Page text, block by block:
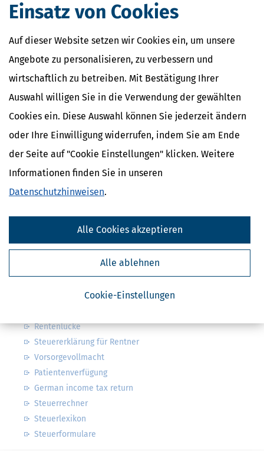
Einsatz von Cookies
Auf dieser Website setzen wir Cookies ein, um unsere
Angebote zu personalisieren, zu verbessern und
wirtschaftlich zu betreiben. Mit Bestätigung Ihrer
Auswahl willigen Sie in die Verwendung der gewählten
Cookies ein. Diese Auswahl können Sie jederzeit ändern
oder Ihre Einwilligung widerrufen, indem Sie am Ende
der Seite auf "Cookie Einstellungen" klicken. Weitere
Informationen finden Sie in unseren
Datenschutzhinweisen.
Cookie-Einstellungen
Alle ablehnen
Alle Cookies akzeptieren
Kostenlose Steuertipps & News
Absenden
Steuertipps
Steuertipps Selbstständige
Geldtipps
von Steuertipps abonnieren. Die
Meine Einwilligung kann ich jederzeit durch
Abbestellung des Newsletters widerrufen.
Steuerklassen 1, 2, 3, 4, 5 & 6
Steuer: was ist alles absetzbar?
Arbeitszimmer & weitere Werbungskosten
Steuersoftware
Rentenlücke
Steuererklärung für Rentner
Vorsorgevollmacht
Patientenverfügung
German income tax return
Steuerrechner
Steuerlexikon
Steuerformulare